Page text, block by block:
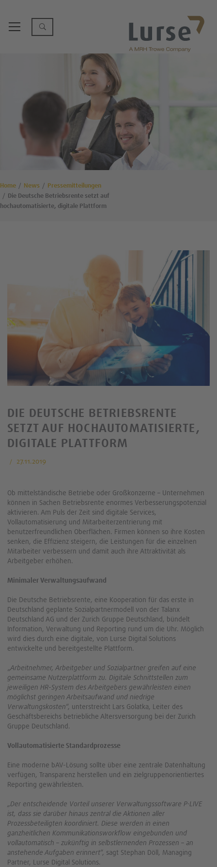
Home News
Pressemitteilungen
Die Deutsche Betriebsrente setzt auf
hochautomatisierte, digitale Plattform
DIE DEUTSCHE BETRIEBSRENTE
SETZT AUF HOCHAUTOMATISIERTE,
DIGITALE PLATTFORM
27.11.2019
Ob mittelständische Betriebe oder Großkonzerne – Unternehmen
können in Sachen Betriebsrente enormes Verbesserungspotenzial
aktivieren. Am Puls der Zeit sind digitale Services,
Vollautomatisierung und Mitarbeiterzentrierung mit
benutzerfreundlichen Oberflächen. Firmen können so ihre Kosten
senken, die Effizienz steigern, die Leistungen für die einzelnen
Mitarbeiter verbessern und damit auch ihre Attraktivität als
Arbeitgeber erhöhen.
Minimaler Verwaltungsaufwand
Die Deutsche Betriebsrente, eine Kooperation für das erste in
Deutschland geplante Sozialpartnermodell von der Talanx
Deutschland AG und der Zurich Gruppe Deutschland, bündelt
Information, Verwaltung und Reporting rund um die Uhr. Möglich
wird dies durch eine digitale, von Lurse Digital Solutions
entwickelte und bereitgestellte Plattform.
„Arbeitnehmer, Arbeitgeber und Sozialpartner greifen auf eine
gemeinsame Nutzerplattform zu. Digitale Schnittstellen zum
jeweiligen HR-System des Arbeitgebers gewährleisten einen
möglichst geringen Arbeitsaufwand und niedrige
Verwaltungskosten“, unterstreicht Lars Golatka, Leiter des
Geschäftsbereichs betriebliche Altersversorgung bei der Zurich
Gruppe Deutschland.
Vollautomatisierte Standardprozesse
Eine moderne bAV-Lösung sollte über eine zentrale Datenhaltung
verfügen, Transparenz herstellen und ein zielgruppenorientiertes
Reporting gewährleisten.
„Der entscheidende Vorteil unserer Verwaltungssoftware P·LIVE
ist, dass sie darüber hinaus zentral die Aktionen aller
Prozessbeteiligten koordiniert. Diese werden in einen
ganzheitlichen Kommunikationsworkflow eingebunden und
vollautomatisch – zukünftig in selbstlernenden Prozessen – an
anstehende Aufgaben erinnert“, sagt Stephan Döll, Managing
Partner, Lurse Digital Solutions.